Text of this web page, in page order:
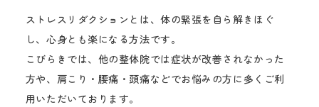
ストレスリダクションとは、体の緊張を自ら解きほぐ
し、心身とも楽になる方法です。
こびらきでは、他の整体院では症状が改善されなかった
方や、肩こり・腰痛・頭痛などでお悩みの方に多くご利
用いただいております。